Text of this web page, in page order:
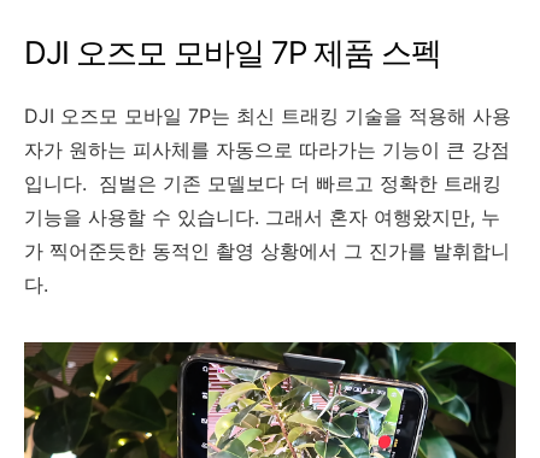
DJI 오즈모 모바일 7P 제품 스펙
DJI 오즈모 모바일 7P는 최신 트래킹 기술을 적용해 사용
자가 원하는 피사체를 자동으로 따라가는 기능이 큰 강점
입니다. 짐벌은 기존 모델보다 더 빠르고 정확한 트래킹
기능을 사용할 수 있습니다. 그래서 혼자 여행왔지만, 누
가 찍어준듯한 동적인 촬영 상황에서 그 진가를 발휘합니
다.